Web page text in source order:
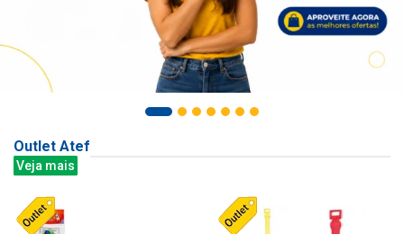
Outlet Atef
Veja mais